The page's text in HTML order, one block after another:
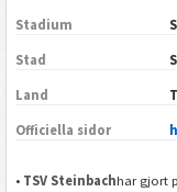
Stadium
Stad
Land
Officiella sidor
• TSV Steinbachhar gjort